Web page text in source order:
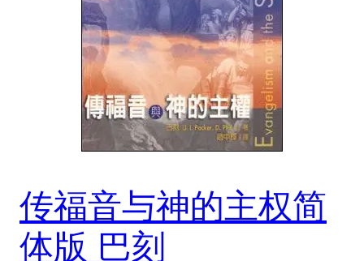
传福音与神的主权简
体版 巴刻